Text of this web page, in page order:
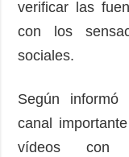
verificar las
con los
sociales.
Según informó
canal
vídeos con